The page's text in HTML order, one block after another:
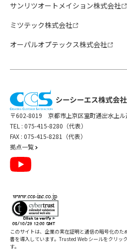
サンリツオートメイション株式会社
ミツテック株式会社
オーパルオプテックス株式会社
〒602-8019 京都市上京区室町通出水上ル
TEL : 075-415-8280（代表）
FAX : 075-415-8281（代表）
拠点一覧
このサイトは、企業の実在証明と通信の暗号化のた
書を導入しています。Trusted Web シールをクリッ
す。